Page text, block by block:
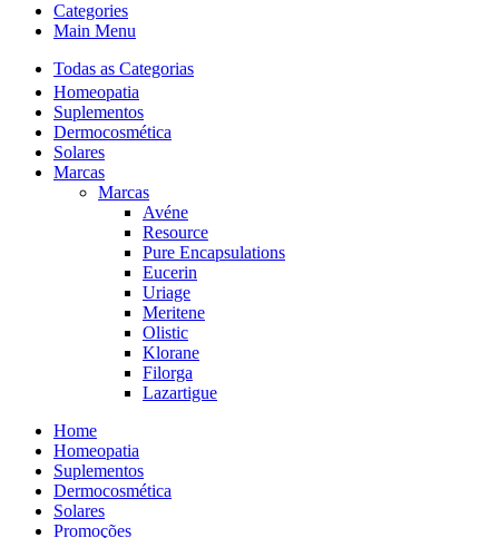
Categories
Main Menu
Todas as Categorias
Homeopatia
Suplementos
Dermocosmética
Solares
Marcas
Marcas
Avéne
Resource
Pure Encapsulations
Eucerin
Uriage
Meritene
Olistic
Klorane
Filorga
Lazartigue
Home
Homeopatia
Suplementos
Dermocosmética
Solares
Promoções